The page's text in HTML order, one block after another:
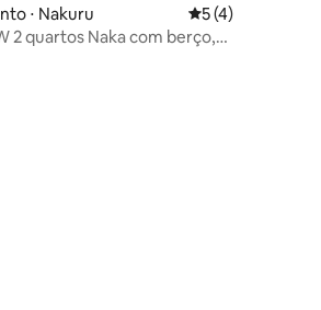
de 5, 42 avaliações
⋅ Nakuru 5 de uma
5 (4)
2 quartos Naka com berço,